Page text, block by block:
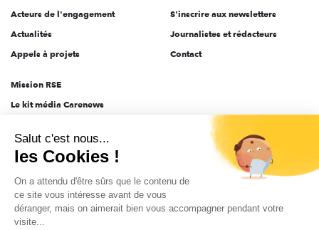
Acteurs de l'engagement
Actualités
Appels à projets
S'inscrire aux newsletters
Journalistes et rédacteurs
Contact
Mission RSE
Le kit média Carenews
AEF info
Novethic
PRODURABLE
Inclusiv Day
Salut c'est nous...
les Cookies !
On a attendu d'être sûrs que le contenu de
ce site vous intéresse avant de vous
déranger, mais on aimerait bien vous accompagner pendant votre
visite...